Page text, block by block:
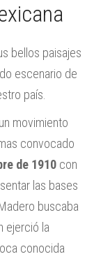
bellos paisajes
escenario de
país.
movimiento
convocado
de 1910 con
las bases
buscaba
ejerció la
conocida